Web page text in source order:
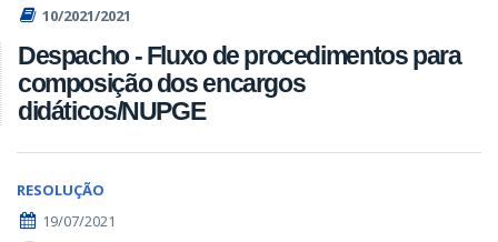
10/2021/2021
Despacho - Fluxo de procedimentos para
composição dos encargos
didáticos/NUPGE
RESOLUÇÃO
19/07/2021